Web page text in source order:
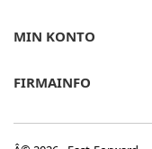
MIN KONTO
FIRMAINFO